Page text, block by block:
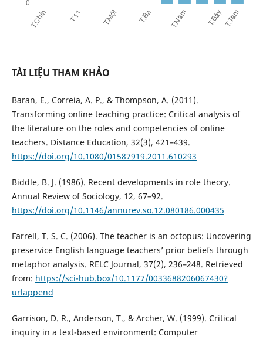
TÀI LIỆU THAM KHẢO
Baran, E., Correia, A. P., & Thompson, A. (2011).
Transforming online teaching practice: Critical analysis of
the literature on the roles and competencies of online
teachers. Distance Education, 32(3), 421–439.
https://doi.org/10.1080/01587919.2011.610293
Biddle, B. J. (1986). Recent developments in role theory.
Annual Review of Sociology, 12, 67–92.
https://doi.org/10.1146/annurev.so.12.080186.000435
Farrell, T. S. C. (2006). The teacher is an octopus: Uncovering
preservice English language teachers’ prior beliefs through
metaphor analysis. RELC Journal, 37(2), 236–248. Retrieved
from: https://sci-hub.box/10.1177/0033688206067430?
urlappend
Garrison, D. R., Anderson, T., & Archer, W. (1999). Critical
inquiry in a text-based environment: Computer